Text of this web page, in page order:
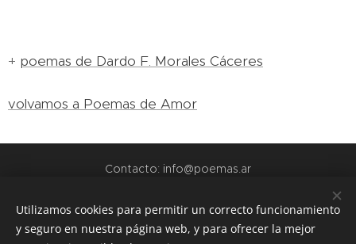
+ poemas de Dardo F. Morales Cáceres
volvamos a Poemas de Amor
Contacto: info@poemas.ar
webs amigas:
Utilizamos cookies para permitir un correcto funcionamiento
y seguro en nuestra página web, y para ofrecer la mejor